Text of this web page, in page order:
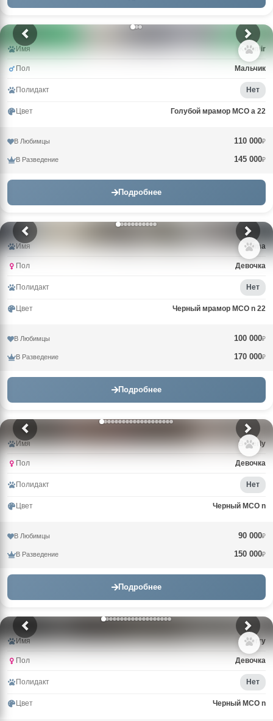
Имя Kazimir
Пол Мальчик
Полидакт Нет
Цвет Голубой мрамор MCO a 22
В Любимцы 110 000₽
В Разведение 145 000₽
Подробнее
Имя Alma
Пол Девочка
Полидакт Нет
Цвет Черный мрамор MCO n 22
В Любимцы 100 000₽
В Разведение 170 000₽
Подробнее
Имя Beverly
Пол Девочка
Полидакт Нет
Цвет Черный MCO n
В Любимцы 90 000₽
В Разведение 150 000₽
Подробнее
Имя Berry
Пол Девочка
Полидакт Нет
Цвет Черный MCO n